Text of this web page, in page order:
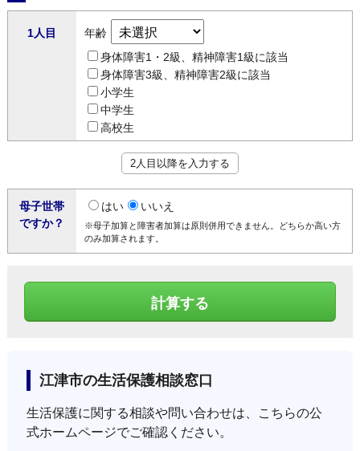
1人目
年齢
身体障害1・2級、精神障害1級に該当
身体障害3級、精神障害2級に該当
小学生
中学生
高校生
2人目以降を入力する
母子世帯
ですか？
はい いいえ
※母子加算と障害者加算は原則併用できません。どちらか高い方
のみ加算されます。
江津市の生活保護相談窓口
生活保護に関する相談や問い合わせは、こちらの公
式ホームページでご確認ください。